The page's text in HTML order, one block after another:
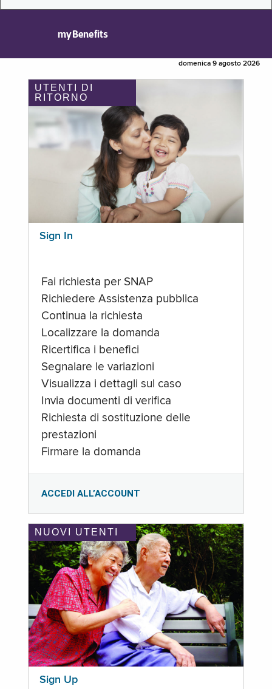
myBenefits
domenica 9 agosto 2026
UTENTI DI
RITORNO
Sign In
Fai richiesta per SNAP
Richiedere Assistenza pubblica
Continua la richiesta
Localizzare la domanda
Ricertifica i benefici
Segnalare le variazioni
Visualizza i dettagli sul caso
Invia documenti di verifica
Richiesta di sostituzione delle
prestazioni
Firmare la domanda
ACCEDI ALL’ACCOUNT
NUOVI UTENTI
Sign Up